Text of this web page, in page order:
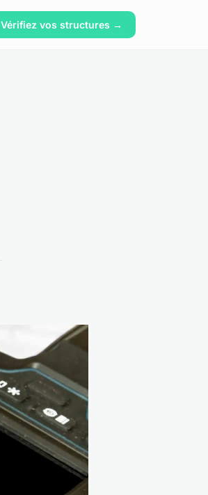
Vérifiez vos structures →